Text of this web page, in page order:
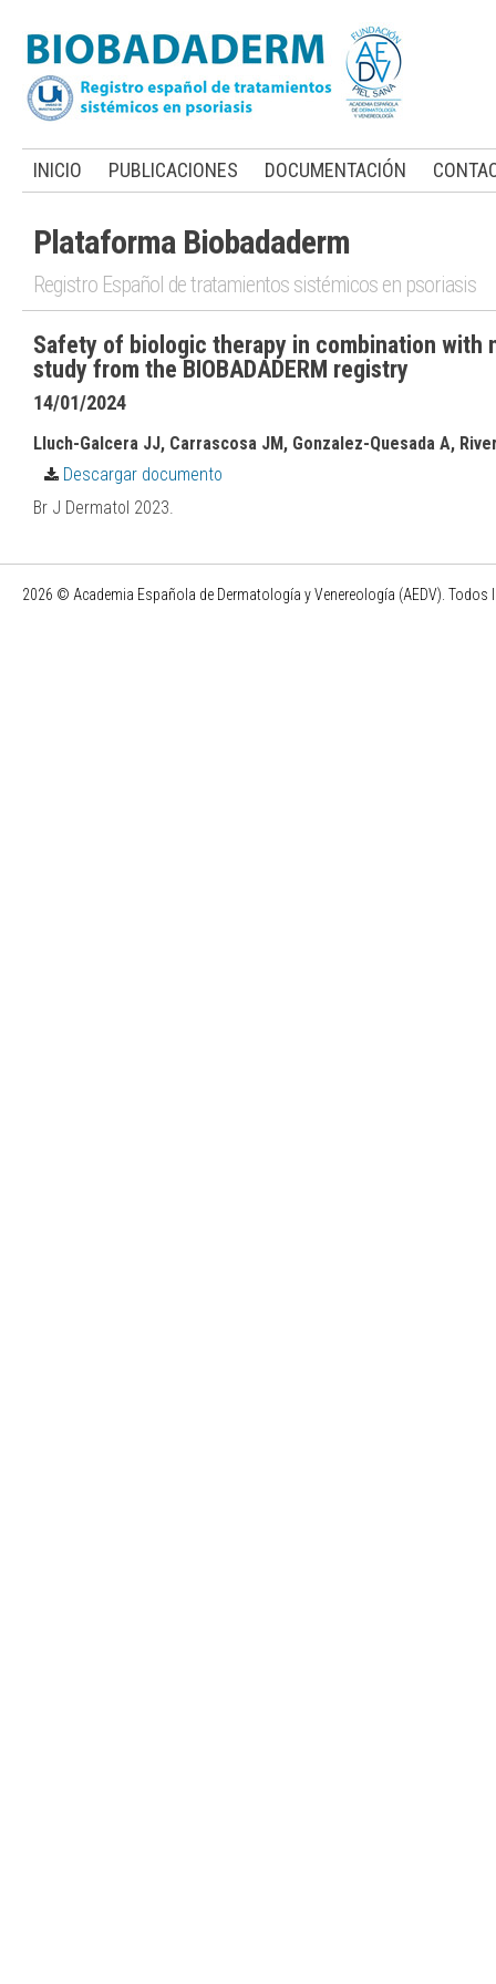
INICIO PUBLICACIONES DOCUMENTACIÓN
Plataforma Biobadaderm
Registro Español de tratamientos sistémicos en psoriasis
Safety of biologic therapy in combination with
study from the BIOBADADERM registry
14/01/2024
Lluch-Galcera JJ, Carrascosa JM, Gonzalez-Quesada A,
Descargar documento
Br J Dermatol 2023.
2026 © Academia Española de Dermatología y Venereología (AEDV). Todos